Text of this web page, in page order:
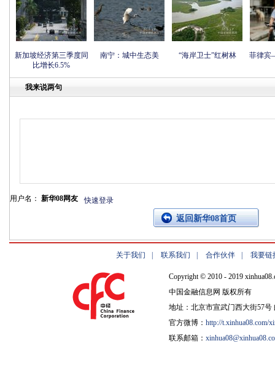
新加坡经济第三季度同
比增长6.5%
南宁：城中生态美 “海岸卫士”红树林 菲律宾
我来说两句
用户名： 新华08网友 快速登录
返回新华08首页
关于我们 联系我们 合作伙伴 我要链
Copyright © 2010 - 2019
中国金融信息网 版权所有
地址：北京市宣武门西大街57号
官方微博： http://t.xinhua08.com/
联系邮箱：